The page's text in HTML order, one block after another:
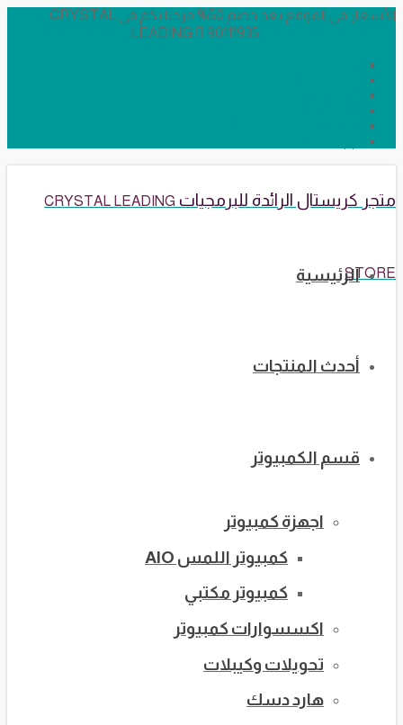
الأسعار في الموقع بعد خصم 50% مرحبا بكم في CRYSTAL
LEADING
90111935
متجر كريستال الرائدة للبرمجيات CRYSTAL LEADING
STOREالرئيسية
أحدث المنتجات
قسم الكمبيوتر
اجهزة كمبيوتر
كمبيوتر اللمس AIO
كمبيوتر مكتبي
اكسسوارات كمبيوتر
تحويلات وكيبلات
هارد دسك